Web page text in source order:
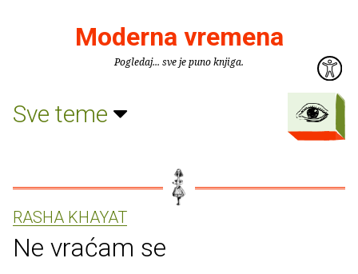
Moderna vremena
Pogledaj... sve je puno knjiga.
Sve teme
RASHA KHAYAT
Ne vraćam se